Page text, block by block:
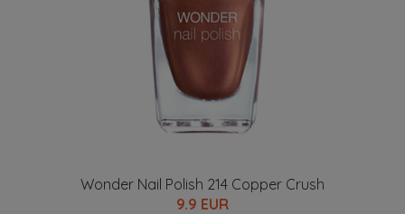
Wonder Nail Polish 214 Copper Crush
9.9 EUR